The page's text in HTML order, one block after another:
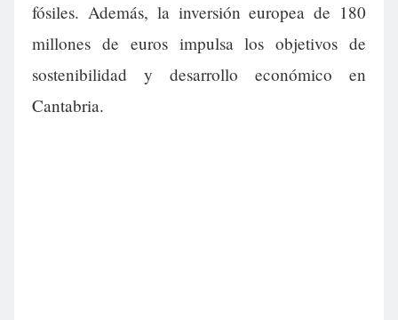
fósiles. Además, la inversión europea de 180
millones de euros impulsa los objetivos de
sostenibilidad y desarrollo económico en
Cantabria.